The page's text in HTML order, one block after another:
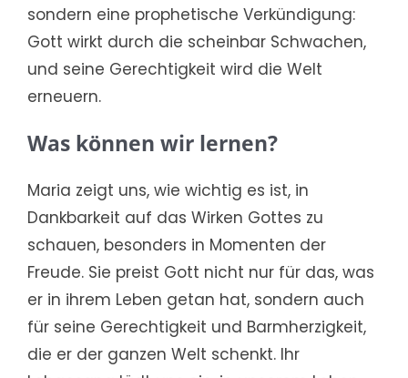
sondern eine prophetische Verkündigung:
Gott wirkt durch die scheinbar Schwachen,
und seine Gerechtigkeit wird die Welt
erneuern.
Was können wir lernen?
Maria zeigt uns, wie wichtig es ist, in
Dankbarkeit auf das Wirken Gottes zu
schauen, besonders in Momenten der
Freude. Sie preist Gott nicht nur für das, was
er in ihrem Leben getan hat, sondern auch
für seine Gerechtigkeit und Barmherzigkeit,
die er der ganzen Welt schenkt. Ihr